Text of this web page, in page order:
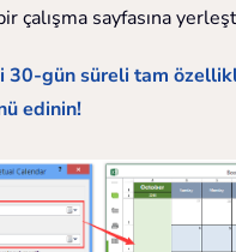
çalışma sayfasına
30-gün süreli tam
edinin!